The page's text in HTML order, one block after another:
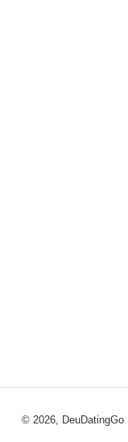
© 2026, DeuDatingGo |